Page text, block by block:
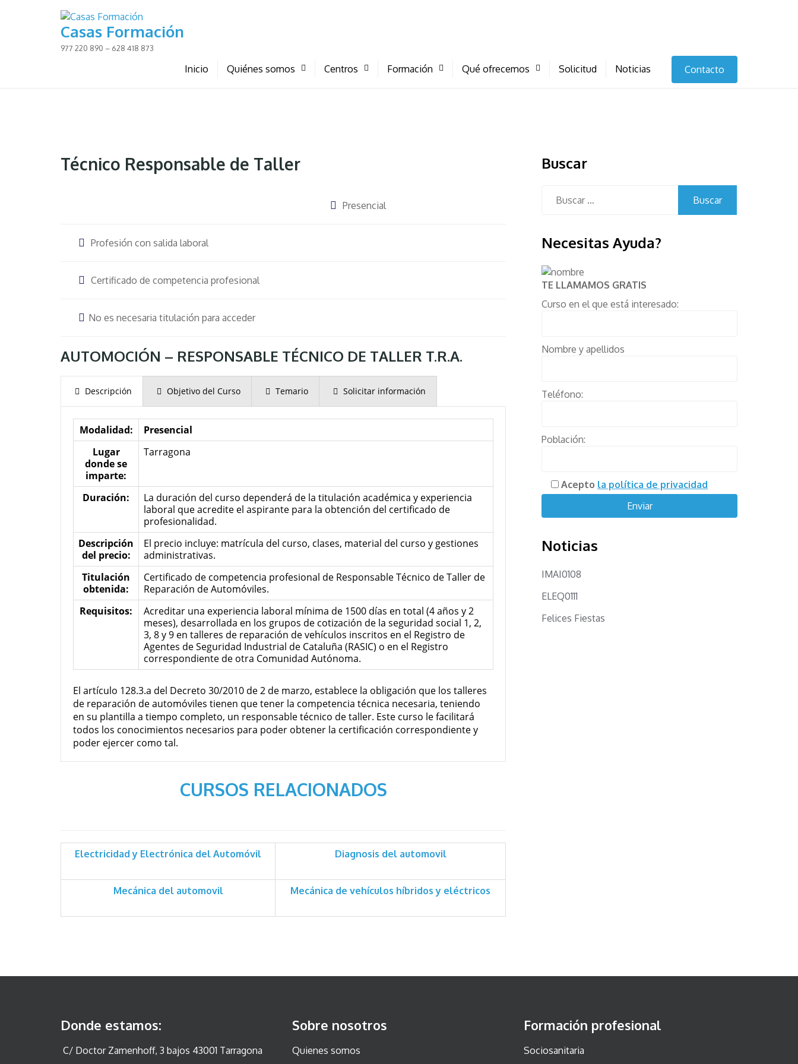
Casas Formación
977 220 890 – 628 418 873
Inicio Quiénes somos Centros Formación Qué ofrecemos Solicitud Noticias Contacto
Técnico Responsable de Taller
Presencial
Profesión con salida laboral
Certificado de competencia profesional
No es necesaria titulación para acceder
AUTOMOCIÓN – RESPONSABLE TÉCNICO DE TALLER T.R.A.
Descripción Objetivo del Curso Temario Solicitar información
Modalidad:
Presencial
Lugar
donde se
imparte:
Tarragona
Duración:
La duración del curso dependerá de la titulación académica y experiencia
laboral que acredite el aspirante para la obtención del certificado de
profesionalidad.
Descripción
del precio:
El precio incluye: matrícula del curso, clases, material del curso y gestiones
administrativas.
Titulación
obtenida:
Certificado de competencia profesional de Responsable Técnico de Taller de
Reparación de Automóviles.
Requisitos:
Acreditar una experiencia laboral mínima de 1500 días en total (4 años y 2
meses), desarrollada en los grupos de cotización de la seguridad social 1, 2,
3, 8 y 9 en talleres de reparación de vehículos inscritos en el Registro de
Agentes de Seguridad Industrial de Cataluña (RASIC) o en el Registro
correspondiente de otra Comunidad Autónoma.
El artículo 128.3.a del Decreto 30/2010 de 2 de marzo, establece la obligación que los talleres
de reparación de automóviles tienen que tener la competencia técnica necesaria, teniendo
en su plantilla a tiempo completo, un responsable técnico de taller. Este curso le facilitará
todos los conocimientos necesarios para poder obtener la certificación correspondiente y
poder ejercer como tal.
CURSOS RELACIONADOS
Electricidad y Electrónica del Automóvil Diagnosis del automovil
Mecánica del automovil Mecánica de vehículos híbridos y eléctricos
Buscar
Necesitas Ayuda?
TE LLAMAMOS GRATIS
Curso en el que está interesado:
Nombre y apellidos
Teléfono:
Población:
Acepto la política de privacidad
Noticias
IMAI0108
ELEQ0111
Felices Fiestas
Donde estamos:
C/ Doctor Zamenhoff, 3 bajos 43001 Tarragona
Sobre nosotros
Quienes somos
Formación profesional
Sociosanitaria